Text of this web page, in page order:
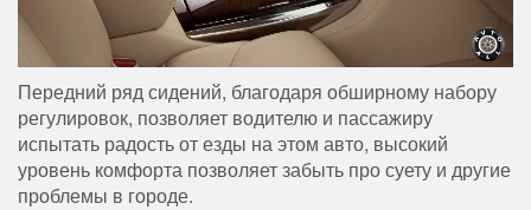
Передний ряд сидений, благодаря обширному набору
регулировок, позволяет водителю и пассажиру
испытать радость от езды на этом авто, высокий
уровень комфорта позволяет забыть про суету и другие
проблемы в городе.